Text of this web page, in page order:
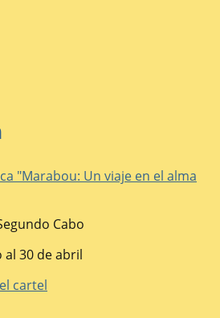
"Marabou: Un viaje en el alma
Cabo
al 30 de abril
cartel